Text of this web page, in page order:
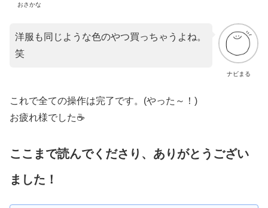
おさかな
ナビまる
洋服も同じような色のやつ買っちゃうよね。
笑
これで全ての操作は完了です。(やった～！)
お疲れ様でした☕
ここまで読んでくださり、ありがとうござい
ました！